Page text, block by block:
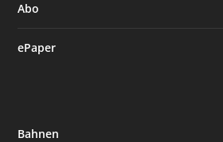
Abo
ePaper
Bahnen